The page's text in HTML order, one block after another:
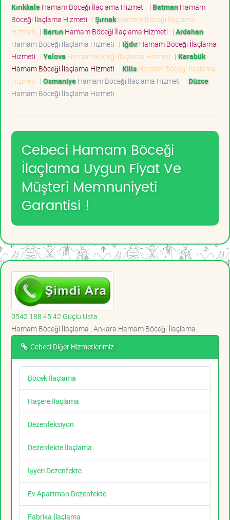
KırıkkaleHamam Böceği İlaçlama Hizmeti | BatmanHamam
Böceği İlaçlama Hizmeti | ŞırnakHamam Böceği İlaçlama
Hizmeti | BartınHamam Böceği İlaçlama Hizmeti | Ardahan
Hamam Böceği İlaçlama Hizmeti | IğdırHamam Böceği İlaçlama
Hizmeti | Yalova Hamam Böceği İlaçlama Hizmeti | Karabük
Hamam Böceği İlaçlama Hizmeti | KilisHamam Böceği İlaçlama
Hizmeti | OsmaniyeHamam Böceği İlaçlama Hizmeti | Düzce
Hamam Böceği İlaçlama Hizmeti
Cebeci Hamam Böceği
İlaçlama Uygun Fiyat Ve
Müşteri Memnuniyeti
Garantisi !
0542 188 45 42 Güçlü Usta
Hamam Böceği İlaçlama , Ankara Hamam Böceği İlaçlama ,
Cebeci Diğer Hizmetlerimiz
Böcek İlaçlama
Haşere İlaçlama
Dezenfeksiyon
Dezenfekte İlaçlama
İşyeri Dezenfekte
Ev Apartman Dezenfekte
Fabrika İlaçlama